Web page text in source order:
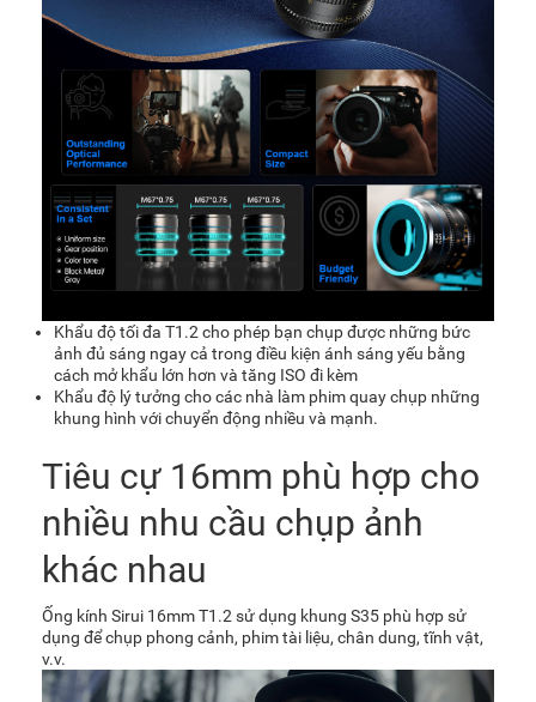
Khẩu độ tối đa T1.2 cho phép bạn chụp được những bức
ảnh đủ sáng ngay cả trong điều kiện ánh sáng yếu bằng
cách mở khẩu lớn hơn và tăng ISO đi kèm
Khẩu độ lý tưởng cho các nhà làm phim quay chụp những
khung hình với chuyển động nhiều và mạnh.
Tiêu cự 16mm phù hợp cho
nhiều nhu cầu chụp ảnh
khác nhau
Ống kính Sirui 16mm T1.2 sử dụng khung S35 phù hợp sử
dụng để chụp phong cảnh, phim tài liệu, chân dung, tĩnh vật,
v.v.